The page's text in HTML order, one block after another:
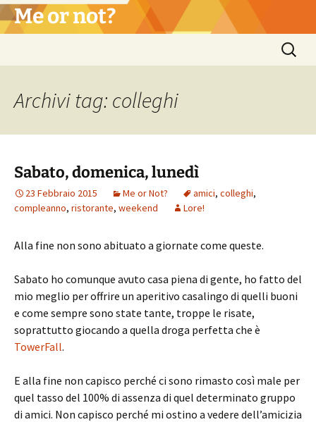
Vai
al Me or not?
Ricerca
per:
Archivi tag: colleghi
Sabato, domenica, lunedì
23 Febbraio 2015 Me or Not? amici, colleghi,
compleanno, ristorante, weekend Lore!
Alla fine non sono abituato a giornate come queste.
Sabato ho comunque avuto casa piena di gente, ho fatto del
mio meglio per offrire un aperitivo casalingo di quelli buoni
e come sempre sono state tante, troppe le risate,
soprattutto giocando a quella droga perfetta che è
TowerFall.
E alla fine non capisco perché ci sono rimasto così male per
quel tasso del 100% di assenza di quel determinato gruppo
di amici. Non capisco perché mi ostino a vedere dell’amicizia